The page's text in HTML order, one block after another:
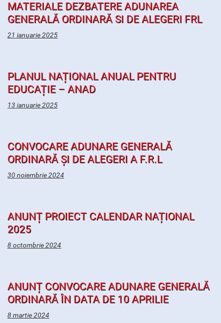
MATERIALE DEZBATERE ADUNAREA
GENERALĂ ORDINARĂ SI DE ALEGERI FRL
21 ianuarie 2025
PLANUL NAȚIONAL ANUAL PENTRU
EDUCAȚIE – ANAD
13 ianuarie 2025
CONVOCARE ADUNARE GENERALĂ
ORDINARĂ ȘI DE ALEGERI A F.R.L
30 noiembrie 2024
ANUNȚ PROIECT CALENDAR NAȚIONAL
2025
8 octombrie 2024
ANUNȚ CONVOCARE ADUNARE GENERALĂ
ORDINARĂ ÎN DATA DE 10 APRILIE
8 martie 2024